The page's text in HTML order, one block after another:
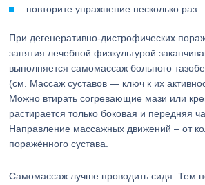
повторите упражнение несколько раз.
При дегенеративно-дистрофических
занятия лечебной физкультурой
выполняется самомассаж больного
(см. Массаж суставов — ключ к их
Можно втирать согревающие мази или
растирается только боковая и передняя
Направление массажных движений – от
поражённого сустава.
Самомассаж лучше проводить сидя. Тем